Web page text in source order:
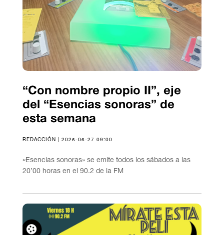
“Con nombre propio II”, eje
del “Esencias sonoras” de
esta semana
REDACCIÓN | 2026-06-27 09:00
«Esencias sonoras» se emite todos los sábados a las
20’00 horas en el 90.2 de la FM